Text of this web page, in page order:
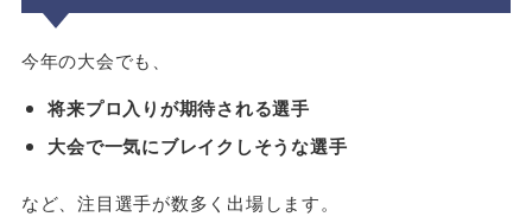
今年の大会でも、
将来プロ入りが期待される選手
大会で一気にブレイクしそうな選手
など、注目選手が数多く出場します。